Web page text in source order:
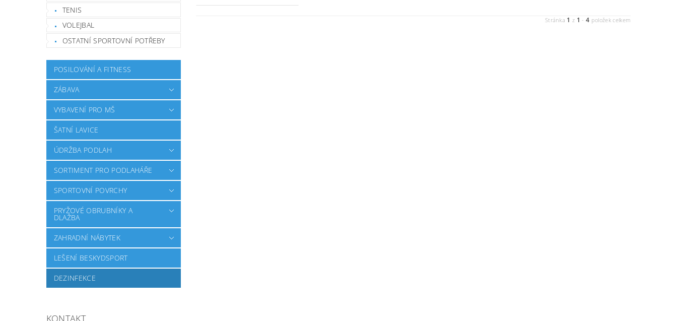
TENIS
VOLEJBAL
OSTATNÍ SPORTOVNÍ POTŘEBY
POSILOVÁNÍ A FITNESS
ZÁBAVA
VYBAVENÍ PRO MŠ
ŠATNÍ LAVICE
ÚDRŽBA PODLAH
SORTIMENT PRO PODLAHÁŘE
SPORTOVNÍ POVRCHY
PRYŽOVÉ OBRUBNÍKY A
DLAŽBA
ZAHRADNÍ NÁBYTEK
LEŠENÍ BESKYDSPORT
DEZINFEKCE
KONTAKT
Stránka 1 z 1 -4 položek celkem